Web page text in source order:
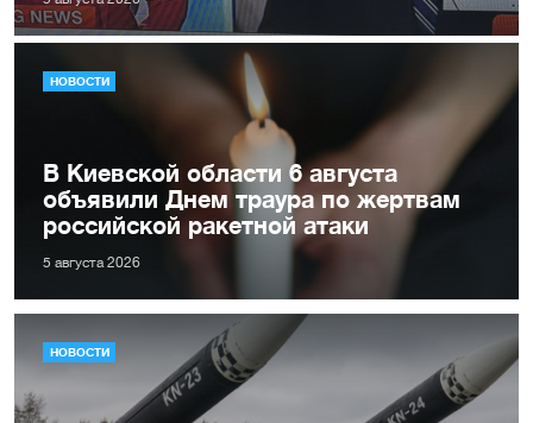
НОВОСТИ
В Киевской области 6 августа
объявили Днем траура по жертвам
российской ракетной атаки
5 августа 2026
НОВОСТИ